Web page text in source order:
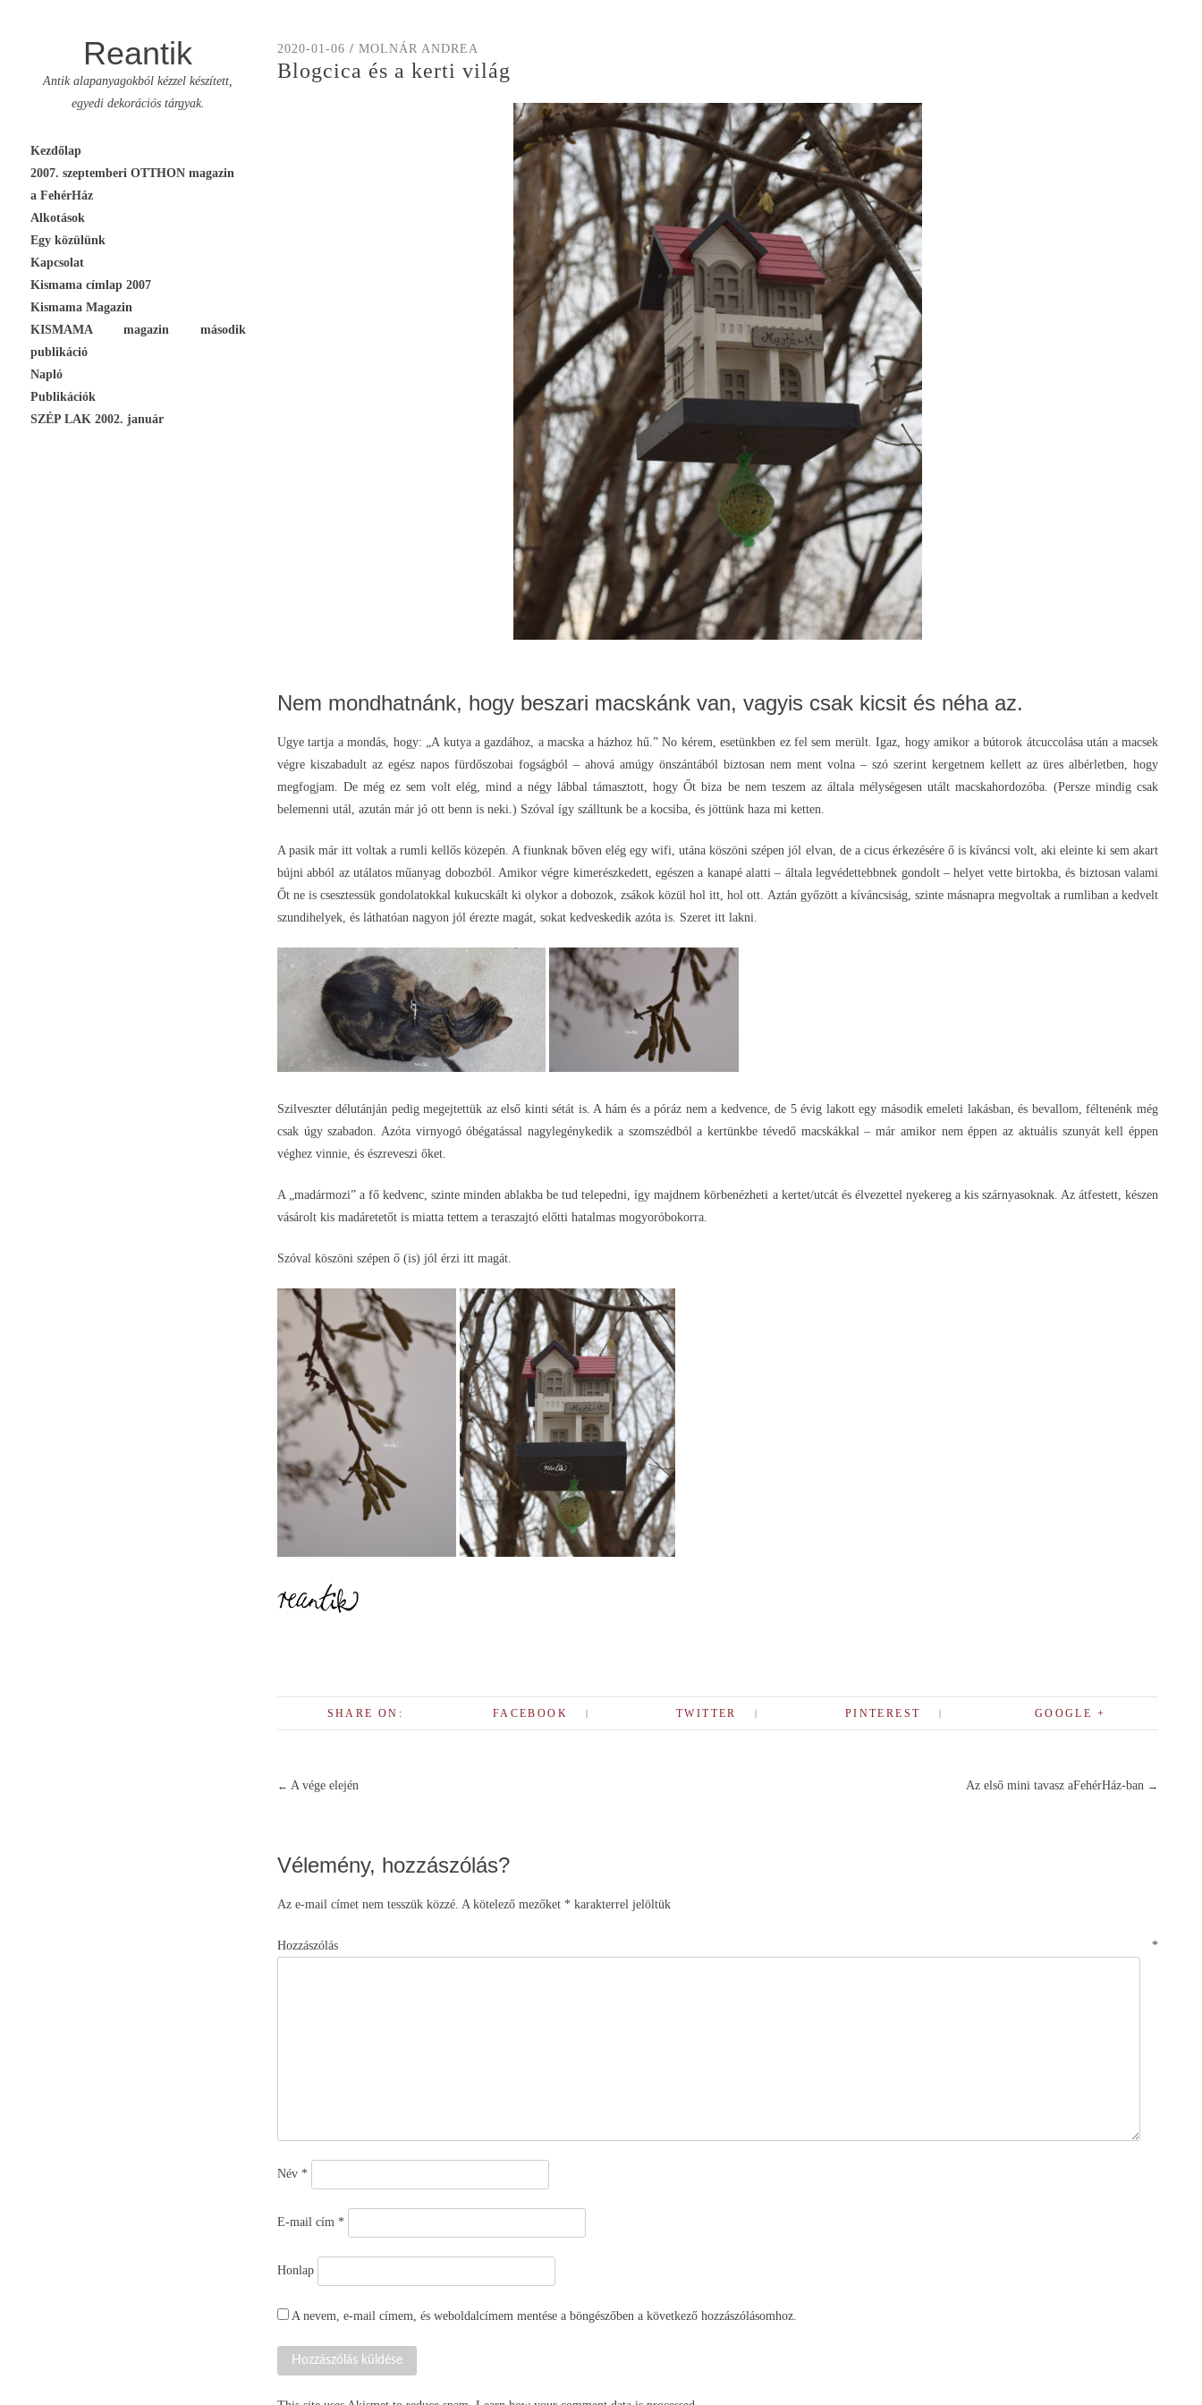
Reantik
Antik alapanyagokból kézzel készített,
egyedi dekorációs tárgyak.
Skip
to
content
Kezdőlap
2007. szeptemberi OTTHON magazin
a FehérHáz
Alkotások
Egy közülünk
Kapcsolat
Kismama címlap 2007
Kismama Magazin
KISMAMA magazin második
publikáció
Napló
Publikációk
SZÉP LAK 2002. január
2020-01-06 / MOLNÁR ANDREA
Blogcica és a kerti világ
Nem mondhatnánk, hogy beszari macskánk van, vagyis csak kicsit és néha az.
Ugye tartja a mondás, hogy: „A kutya a gazdához, a macska a házhoz hű.” No kérem, esetünkben ez fel sem merült. Igaz, hogy amikor a bútorok átcuccolása után a macsek
végre kiszabadult az egész napos fürdőszobai fogságból – ahová amúgy önszántából biztosan nem ment volna – szó szerint kergetnem kellett az üres albérletben, hogy
megfogjam. De még ez sem volt elég, mind a négy lábbal támasztott, hogy Őt biza be nem teszem az általa mélységesen utált macskahordozóba. (Persze mindig csak
belemenni utál, azután már jó ott benn is neki.) Szóval így szálltunk be a kocsiba, és jöttünk haza mi ketten.
A pasik már itt voltak a rumli kellős közepén. A fiunknak bőven elég egy wifi, utána köszöni szépen jól elvan, de a cicus érkezésére ő is kíváncsi volt, aki eleinte ki sem akart
bújni abból az utálatos műanyag dobozból. Amikor végre kimerészkedett, egészen a kanapé alatti – általa legvédettebbnek gondolt – helyet vette birtokba, és biztosan valami
Őt ne is csesztessük gondolatokkal kukucskált ki olykor a dobozok, zsákok közül hol itt, hol ott. Aztán győzött a kíváncsiság, szinte másnapra megvoltak a rumliban a kedvelt
szundihelyek, és láthatóan nagyon jól érezte magát, sokat kedveskedik azóta is. Szeret itt lakni.
Szilveszter délutánján pedig megejtettük az első kinti sétát is. A hám és a póráz nem a kedvence, de 5 évig lakott egy második emeleti lakásban, és bevallom, féltenénk még
csak úgy szabadon. Azóta virnyogó óbégatással nagylegénykedik a szomszédból a kertünkbe tévedő macskákkal – már amikor nem éppen az aktuális szunyát kell éppen
véghez vinnie, és észreveszi őket.
A „madármozi” a fő kedvenc, szinte minden ablakba be tud telepedni, így majdnem körbenézheti a kertet/utcát és élvezettel nyekereg a kis szárnyasoknak. Az átfestett, készen
vásárolt kis madáretetőt is miatta tettem a teraszajtó előtti hatalmas mogyoróbokorra.
Szóval köszöni szépen ő (is) jól érzi itt magát.
SHARE ON: FACEBOOK TWITTER PINTEREST GOOGLE +
Post
navigation
← A vége elején Az első mini tavasz aFehérHáz-ban →
Vélemény, hozzászólás?
Az e-mail címet nem tesszük közzé. A kötelező mezőket *karakterrel jelöltük
Hozzászólás *
Név *
E-mail cím *
Honlap
A nevem, e-mail címem, és weboldalcímem mentése a böngészőben a következő hozzászólásomhoz.